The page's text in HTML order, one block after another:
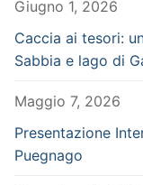
Giugno 1, 2026
Caccia ai tesori:
Sabbia e lago di
Maggio 7, 2026
Presentazione
Puegnago